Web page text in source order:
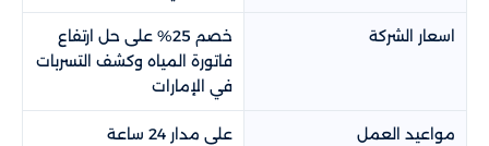
اسعار الشركة
خصم 25% على حل ارتفاع
فاتورة المياه وكشف التسربات
في الإمارات
مواعيد العمل على مدار 24 ساعة